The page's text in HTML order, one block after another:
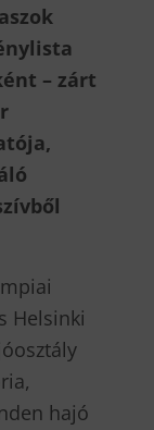
– zárt
Helsinki
hajó